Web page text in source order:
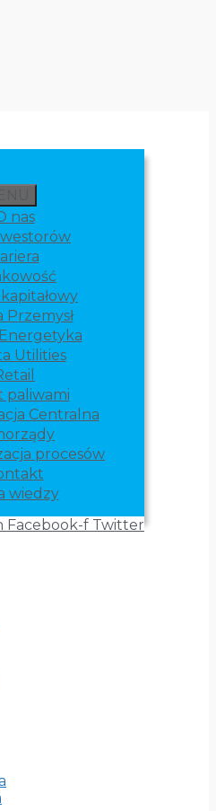
nas
Przemysł
Utilities
paliwami
Centralna
procesów
wiedzy
Facebook-f Twitter